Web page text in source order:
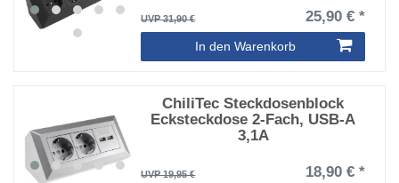
UVP 31,90 € 25,90 € *
In den Warenkorb
ChiliTec Steckdosenblock
Ecksteckdose 2-Fach, USB-A
3,1A
UVP 19,95 € 18,90 € *